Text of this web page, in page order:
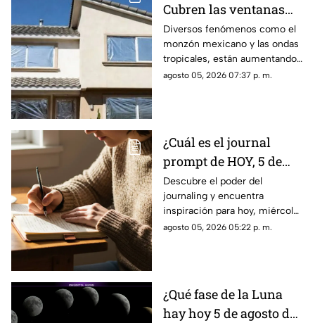
Cubren las ventanas
con papel aluminio,
esto explica la ciencia
Diversos fenómenos como el
monzón mexicano y las ondas
tropicales, están aumentando
las temperaturas en todo el
agosto 05, 2026 07:37 p. m.
¿Cuál es el journal
prompt de HOY, 5 de
agosto de 2026? Utiliza
este texto para escribir
en tu diario y
reflexionar sobre tu día
Descubre el poder del
journaling y encuentra
inspiración para hoy, miércoles
5 de agosto de 2026. Un
agosto 05, 2026 05:22 p. m.
¿Qué fase de la Luna
hay hoy 5 de agosto de